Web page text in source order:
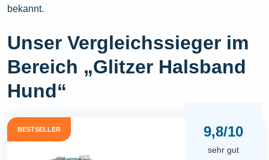
bekannt.
Unser Vergleichssieger im
Bereich „Glitzer Halsband
Hund“
BESTSELLER 9,8/10
sehr gut